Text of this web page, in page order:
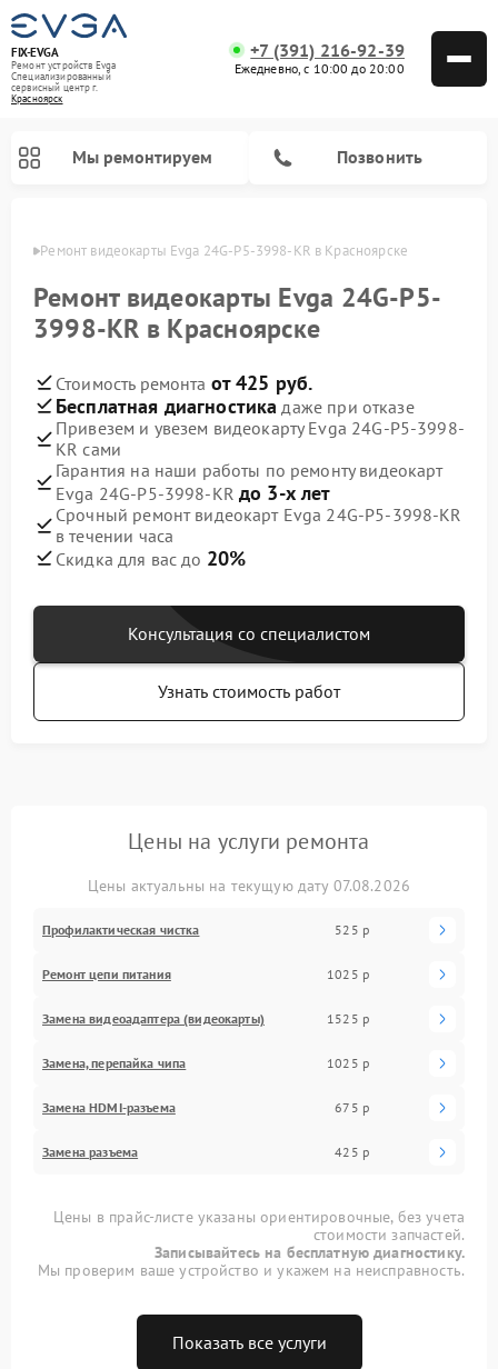
FIX-EVGA
Ремонт устройств Evga
Специализированный
cервисный центр г.
Красноярск
+7 (391) 216-92-39
Ежедневно, с 10:00 до 20:00
Мы ремонтируем Позвонить
Ремонт видеокарты Evga 24G-P5-3998-KR в Красноярске
Ремонт видеокарты Evga 24G-P5-
3998-KR в Красноярске
Стоимость ремонта от 425 руб.
Бесплатная диагностика даже при отказе
Привезем и увезем видеокарту Evga 24G-P5-3998-
KR сами
Гарантия на наши работы по ремонту видеокарт
Evga 24G-P5-3998-KR до 3-х лет
Срочный ремонт видеокарт Evga 24G-P5-3998-KR
в течении часа
Скидка для вас до 20%
Консультация со специалистом
Узнать стоимость работ
Цены на услуги ремонта
Цены актуальны на текущую дату 07.08.2026
Профилактическая чистка 525 р
Ремонт цепи питания 1025 р
Замена видеоадаптера (видеокарты) 1525 р
Замена, перепайка чипа 1025 р
Замена HDMI-разъема 675 р
Замена разъема 425 р
Цены в прайс-листе указаны ориентировочные, без учета
стоимости запчастей.
Записывайтесь на бесплатную диагностику.
Мы проверим ваше устройство и укажем на неисправность.
Показать все услуги